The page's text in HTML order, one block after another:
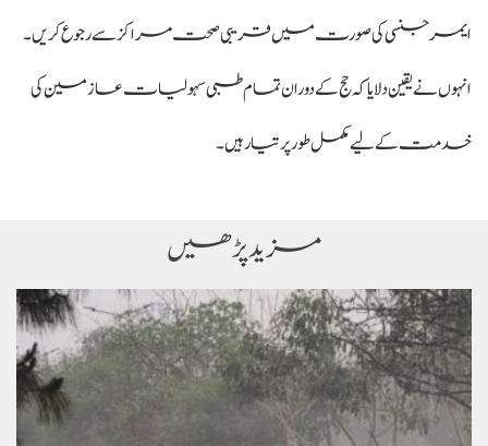
ایمرجنسی کی صورت میں قریبی صحت مراکز سے رجوع کریں۔
انہوں نے یقین دلایا کہ حج کے دوران تمام طبی سہولیات عازمین کی
خدمت کے لیے مکمل طور پر تیار ہیں۔
مزید پڑھیں